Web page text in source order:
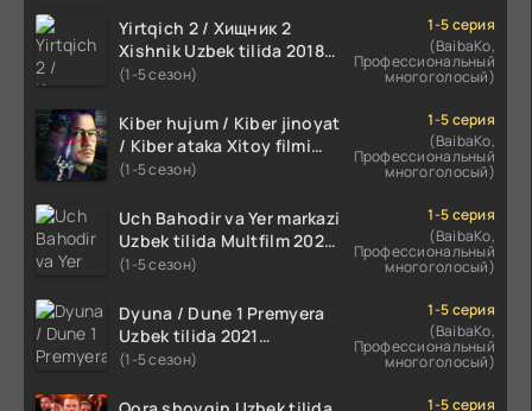
Yirtqich 2 / Хищник 2
Xishnik Uzbek tilida 2018-
2024 O'zbekcha tarjima
(1-5 сезон)
1-5 серия
(BaibaKo,
Профессиональный
многоголосый)
Kiber hujum / Kiber jinoyat
/ Kiber ataka Xitoy filmi
Uzbek tilida O'zbekcha
HD skachat
(1-5 сезон)
1-5 серия
(BaibaKo,
Профессиональный
многоголосый)
Uch Bahodir va Yer markazi
Uzbek tilida Multfilm 2025
tarjima HD skachat
(1-5 сезон)
1-5 серия
(BaibaKo,
Профессиональный
многоголосый)
Dyuna / Dune 1 Premyera
Uzbek tilida 2021
O'zbekcha tarjima kino HD
(1-5 сезон)
1-5 серия
(BaibaKo,
Профессиональный
многоголосый)
1-5 серия